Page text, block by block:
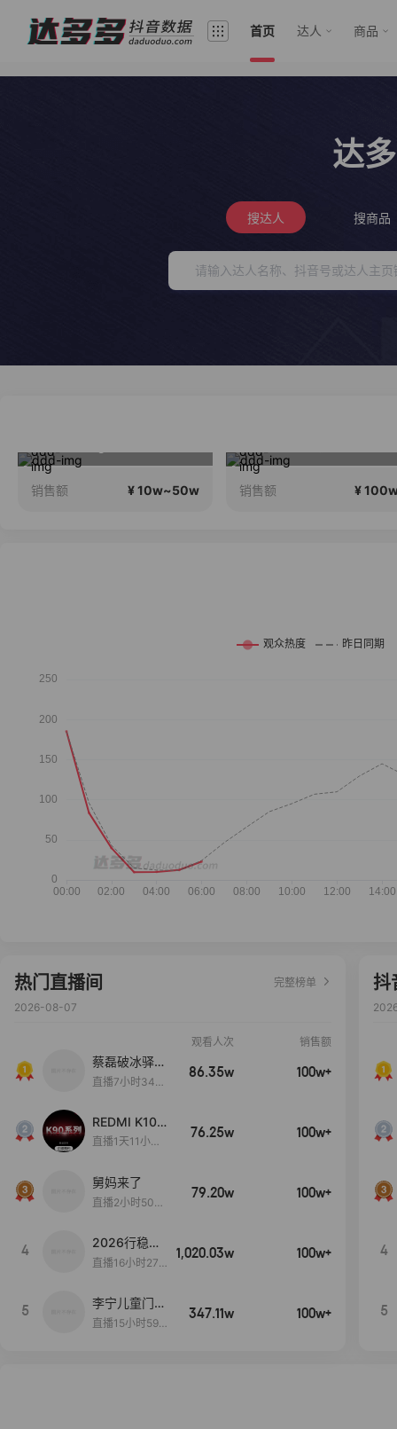
首页 达人 商品
达
搜达人 搜商品
销售额 ¥ 100w+
直播中
销售额 ¥
热门直播间
完整榜单
2026-08-07
观看人次 销售额
蔡磊破冰驿站
直播间好物分
直播7小时34分
86.35w 100w+
REDMI K100
Pro系列新品
启！
直播1天11小时5
76.25w 100w+
舅妈来了
直播2小时50分
79.20w 100w+
4
2026行稳致
远
直播16小时27
1,020.03w 100w+
5
李宁儿童门店
爆款赤兔8pr
直播15小时59
347.11w 100w+
抖
4
5